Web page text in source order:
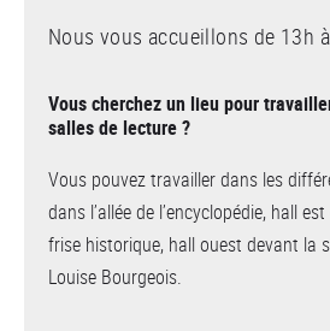
Nous vous accueillons de 13h
Vous cherchez un lieu pour
salles de lecture ?
Vous pouvez travailler dans les
dans l’allée de l’encyclopédie, hall
frise historique, hall ouest devant la
Louise Bourgeois.